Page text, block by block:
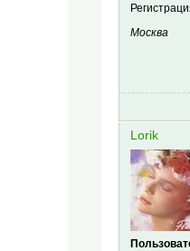
Москва
Lorik